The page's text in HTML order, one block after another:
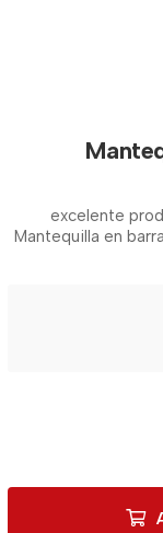
excelente
Mantequilla en